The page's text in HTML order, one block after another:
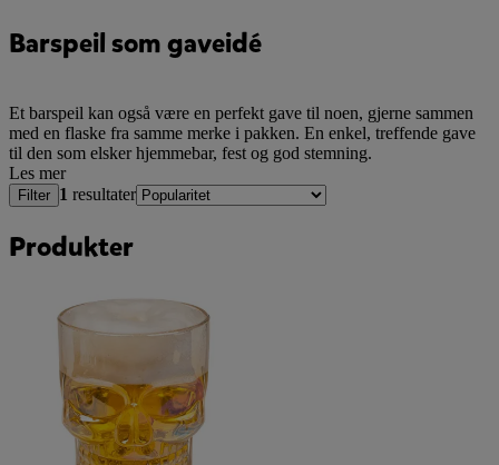
Barspeil som gaveidé
Et barspeil kan også være en perfekt gave til noen, gjerne sammen
med en flaske fra samme merke i pakken. En enkel, treffende gave
til den som elsker hjemmebar, fest og god stemning.
Les mer
Filter 1 resultater
Produkter